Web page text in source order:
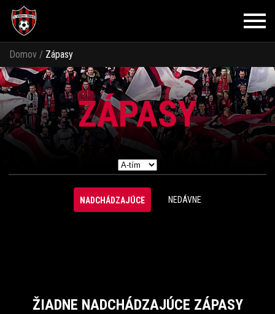
Domov / Zápasy
ZÁPASY
NADCHÁDZAJÚCE NEDÁVNE
ŽIADNE NADCHÁDZAJÚCE ZÁPASY